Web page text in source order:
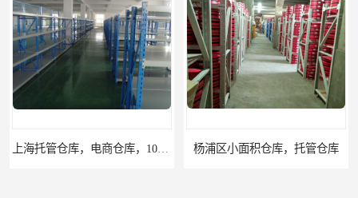
杨浦区小面积仓库，托管仓库